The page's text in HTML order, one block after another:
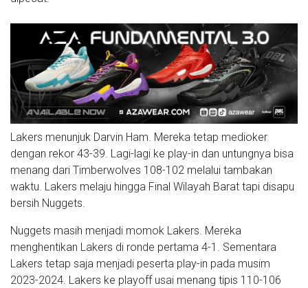
Lakers menunjuk Darvin Ham. Mereka tetap medioker
dengan rekor 43-39. Lagi-lagi ke play-in dan untungnya bisa
menang dari Timberwolves 108-102 melalui tambakan
waktu. Lakers melaju hingga Final Wilayah Barat tapi disapu
bersih Nuggets.
Nuggets masih menjadi momok Lakers. Mereka
menghentikan Lakers di ronde pertama 4-1. Sementara
Lakers tetap saja menjadi peserta play-in pada musim
2023-2024. Lakers ke playoff usai menang tipis 110-106